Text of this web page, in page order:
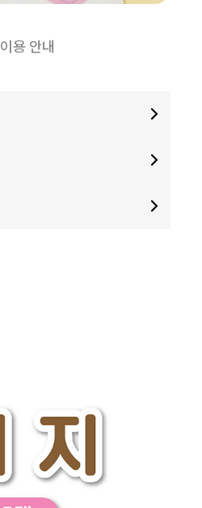
이용 안내